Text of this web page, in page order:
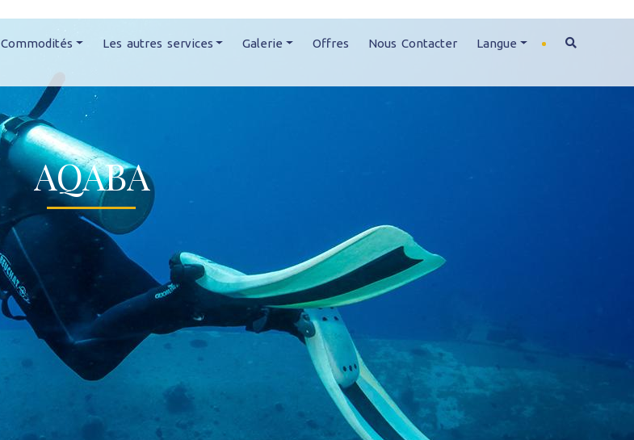
Commodités Les autres services Galerie Offres Nous Contacter Langue
AQABA